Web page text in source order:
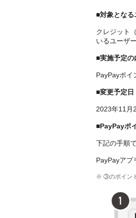
■対象となる
クレジット
いるユーザ
■実施予定の
PayPayポイ
■変更予定日
2023年11月
■PayPayポ
下記の手順
PayPayアプ
※ ③のポイン